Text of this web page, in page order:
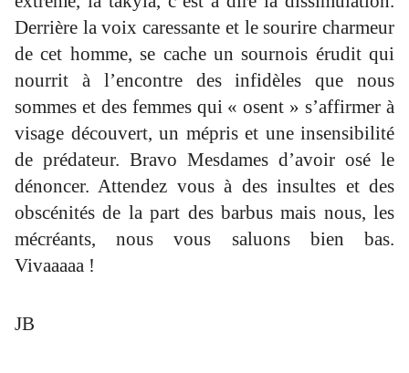
Derrière la voix caressante et le sourire charmeur
de cet homme, se cache un sournois érudit qui
nourrit à l’encontre des infidèles que nous
sommes et des femmes qui « osent » s’affirmer à
visage découvert, un mépris et une insensibilité
de prédateur. Bravo Mesdames d’avoir osé le
dénoncer. Attendez vous à des insultes et des
obscénités de la part des barbus mais nous, les
mécréants, nous vous saluons bien bas.
Vivaaaaa !
JB